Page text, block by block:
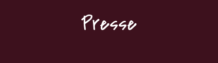
Presse